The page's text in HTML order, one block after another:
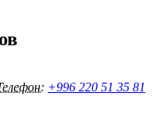
+996 220 51 35 81